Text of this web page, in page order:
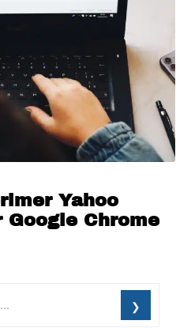
Yahoo
Google Chrome